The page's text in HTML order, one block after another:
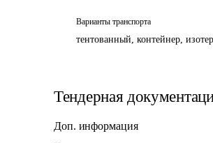
Варианты транспорта
тентованный, контейнер,
Тендерная
Доп. информация